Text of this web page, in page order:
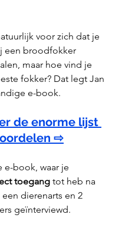
voor zich dat je
een broodfokker
maar hoe vind je
fokker? Dat legt Jan
e-book.
de enorme lijst
⇨
e-book, waar je
toegang tot heb na
dierenarts en 2
geïnterviewd.